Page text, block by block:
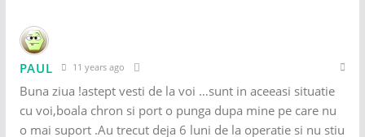
PAUL 11 years ago
Buna ziua !astept vesti de la voi …sunt in aceeasi situatie
cu voi,boala chron si port o punga dupa mine pe care nu
o mai suport .Au trecut deja 6 luni de la operatie si nu stiu